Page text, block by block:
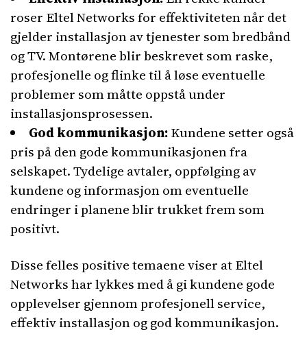
roser Eltel Networks for effektiviteten når det
gjelder installasjon av tjenester som bredbånd
og TV. Montørene blir beskrevet som raske,
profesjonelle og flinke til å løse eventuelle
problemer som måtte oppstå under
installasjonsprosessen.
God kommunikasjon:Kundene setter også
pris på den gode kommunikasjonen fra
selskapet. Tydelige avtaler, oppfølging av
kundene og informasjon om eventuelle
endringer i planene blir trukket frem som
positivt.
Disse felles positive temaene viser at Eltel
Networks har lykkes med å gi kundene gode
opplevelser gjennom profesjonell service,
effektiv installasjon og god kommunikasjon.